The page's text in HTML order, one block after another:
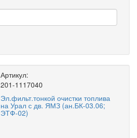
Артикул:
201-1117040
Эл.фильт.тонкой очистки топлива
на Урал с дв. ЯМЗ (ан.БК-03.06;
ЭТФ-02)